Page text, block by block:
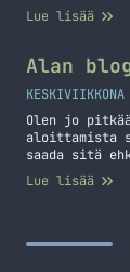
Lue lisää
Alan
Olen jo
aloittamista
saada sitä
Lue lisää